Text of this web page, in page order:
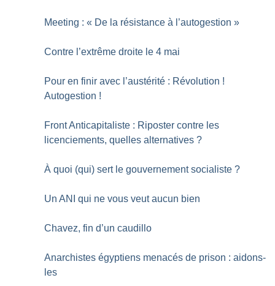
Meeting : « De la résistance à l’autogestion »
Contre l’extrême droite le 4 mai
Pour en finir avec l’austérité : Révolution !
Autogestion !
Front Anticapitaliste : Riposter contre les
licenciements, quelles alternatives ?
À quoi (qui) sert le gouvernement socialiste ?
Un ANI qui ne vous veut aucun bien
Chavez, fin d’un caudillo
Anarchistes égyptiens menacés de prison : aidons-
les